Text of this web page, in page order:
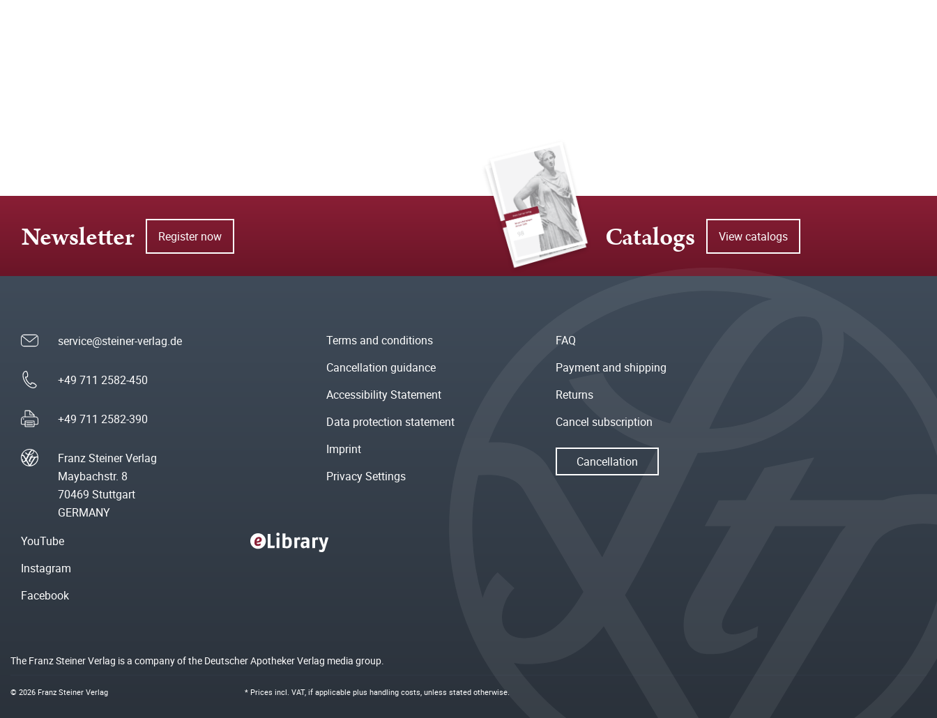
Newsletter Register now Catalogs View catalogs
service@steiner-verlag.de
+49 711 2582-450
+49 711 2582-390
Franz Steiner Verlag
Maybachstr. 8
70469 Stuttgart
GERMANY
Terms and conditions
Cancellation guidance
Accessibility Statement
Data protection statement
Imprint
Privacy Settings
FAQ
Payment and shipping
Returns
Cancel subscription
Cancellation
YouTube
Instagram
Facebook
The Franz Steiner Verlag is a company of the Deutscher Apotheker Verlag media group.
* Prices incl. VAT, if applicable plus handling costs, unless stated otherwise.
© 2026 Franz Steiner Verlag